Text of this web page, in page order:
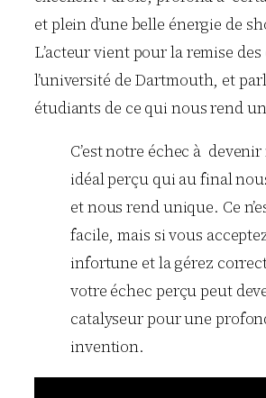
et plein d’une belle énergie de
L’acteur vient pour la remise
l’université de Dartmouth, et
étudiants de ce qui nous rend
C’est notre échec à
idéal perçu qui au final
et nous rend unique. Ce
facile, mais si vous
infortune et la gérez
votre échec perçu peut
catalyseur pour une
invention.